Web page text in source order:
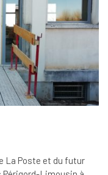
La Poste et du futur